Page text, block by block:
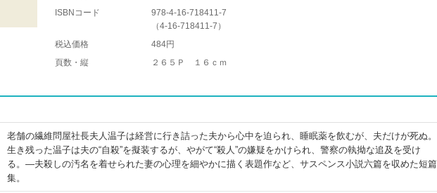
ISBNコード
978-4-16-718411-7
（4-16-718411-7 ）
税込価格
484円
頁数・縦
２６５Ｐ １６ｃｍ
老舗の繊維問屋社長夫人温子は経営に行き詰った夫から心中を迫られ、睡眠薬を飲むが、夫だけが死ぬ。
生き残った温子は夫の“自殺”を擬装するが、やがて“殺人”の嫌疑をかけられ、警察の執拗な追及を受け
る。―夫殺しの汚名を着せられた妻の心理を細やかに描く表題作など、サスペンス小説六篇を収めた短篇
集。